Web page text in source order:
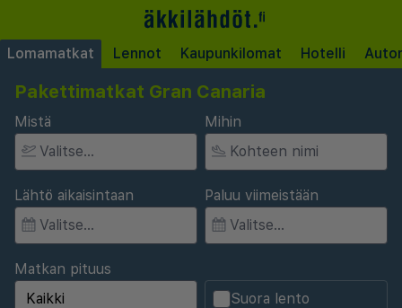
Lomamatkat Lennot Kaupunkilomat Hotelli
Pakettimatkat Gran Canaria
Mistä Mihin
Lähtö aikaisintaan Paluu viimeistään
Matkan pituus
Suora lento